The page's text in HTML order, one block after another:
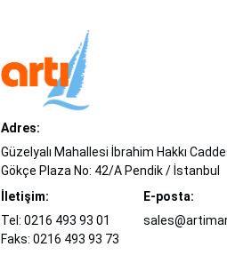
Adres:
Güzelyalı Mahallesi İbrahim Hakkı
Gökçe Plaza No: 42/A Pendik / İstanbul
İletişim:
Tel: 0216 493 93 01
Faks: 0216 493 93 73
E-posta: